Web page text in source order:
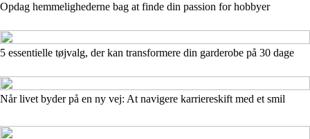
Opdag hemmelighederne bag at finde din passion for hobbyer
5 essentielle tøjvalg, der kan transformere din garderobe på 30 dage
Når livet byder på en ny vej: At navigere karriereskift med et smil